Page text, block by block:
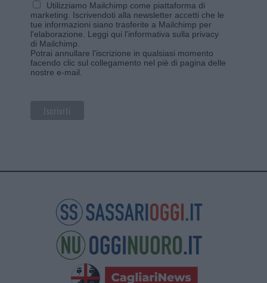
Utilizziamo Mailchimp come piattaforma di
marketing. Iscrivendoti alla newsletter accetti che le
tue informazioni siano trasferite a Mailchimp per
l'elaborazione. Leggi qui l'informativa sulla privacy
di Mailchimp
Potrai annullare l'iscrizione in qualsiasi momento
facendo clic sul collegamento nel piè di pagina delle
nostre e-mail.